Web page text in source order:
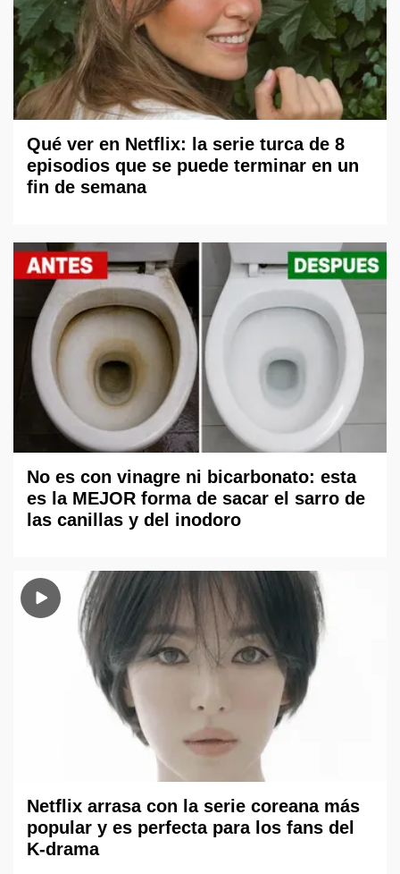
Qué ver en Netflix: la serie turca de 8
episodios que se puede terminar en un
fin de semana
No es con vinagre ni bicarbonato: esta
es la MEJOR forma de sacar el sarro de
las canillas y del inodoro
Netflix arrasa con la serie coreana más
popular y es perfecta para los fans del
K-drama